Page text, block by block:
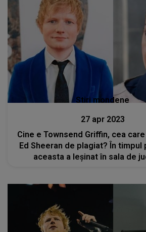
Stiri mondene
27 apr 2023
Cine e Townsend Griffin, cea
Ed Sheeran de plagiat? În timpul
aceasta a leșinat în sala de